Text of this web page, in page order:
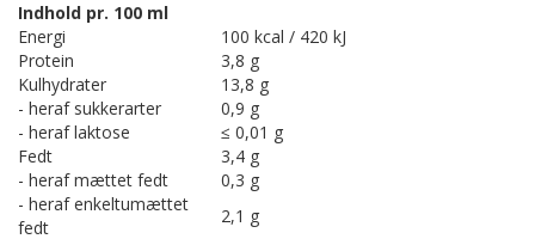
Indhold pr. 100 ml
Energi
100 kcal / 420 kJ
Protein
3,8 g
Kulhydrater
13,8 g
- heraf sukkerarter
0,9 g
- heraf laktose
≤ 0,01 g
Fedt
3,4 g
- heraf mættet fedt
0,3 g
- heraf enkeltumættet
fedt
2,1 g